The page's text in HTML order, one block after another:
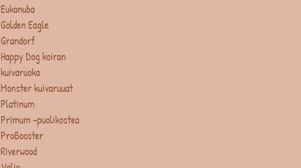
Eukanuba
Golden Eagle
Grandorf
Happy Dog koiran
kuivaruoka
Monster kuivaruuat
Platinum
Primum -puolikostea
ProBooster
Riverwood